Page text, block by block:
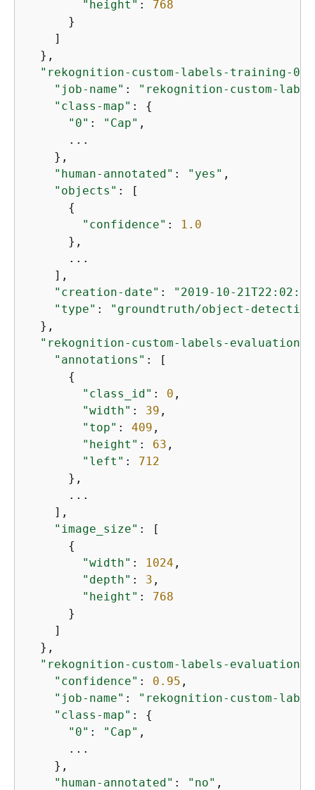
"height" : 768
      }
    ]
  },
"rekognition-custom-labels-training-0-
"job-name" :
"rekognition-custom-
"class-map" : {
"0" : "Cap" ,
      ...
    },
"human-annotated" : "yes" ,
"objects" : [
{
"confidence" :
1.0
      },
      ...
    ],
"creation-date" :
"2019-10-
"type" :
"groundtruth/object-
  },
"rekognition-custom-labels-evaluation"
"annotations" : [
{
"class_id" : 0 ,
"width" : 39 ,
"top" : 409 ,
"height" : 63 ,
"left" : 712
      },
      ...
    ],
"image_size" : [
{
"width" : 1024 ,
"depth" : 3 ,
"height" : 768
      }
    ]
  },
"rekognition-custom-labels-evaluation-
"confidence" : 0.95 ,
"job-name" :
"rekognition-custom-
"class-map" : {
"0" : "Cap" ,
      ...
    },
"human-annotated" : "no" ,